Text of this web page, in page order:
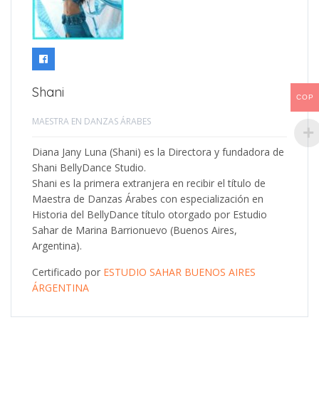
Shani
MAESTRA EN DANZAS ÁRABES
Diana Jany Luna (Shani) es la Directora y fundadora de
Shani BellyDance Studio.
Shani es la primera extranjera en recibir el título de
Maestra de Danzas Árabes con especialización en
Historia del BellyDance título otorgado por Estudio
Sahar de Marina Barrionuevo (Buenos Aires,
Argentina).
Certificado por ESTUDIO SAHAR BUENOS AIRES
ÁRGENTINA
COP